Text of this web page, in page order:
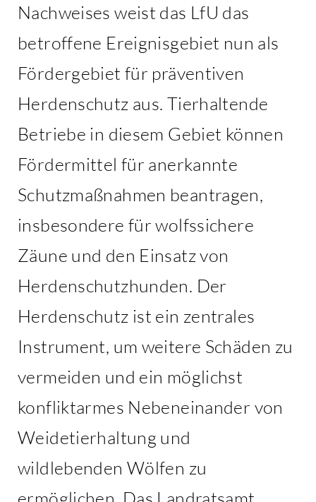
Nachweises weist das LfU das
betroffene Ereignisgebiet nun als
Fördergebiet für präventiven
Herdenschutz aus. Tierhaltende
Betriebe in diesem Gebiet können
Fördermittel für anerkannte
Schutzmaßnahmen beantragen,
insbesondere für wolfssichere
Zäune und den Einsatz von
Herdenschutzhunden. Der
Herdenschutz ist ein zentrales
Instrument, um weitere Schäden zu
vermeiden und ein möglichst
konfliktarmes Nebeneinander von
Weidetierhaltung und
wildlebenden Wölfen zu